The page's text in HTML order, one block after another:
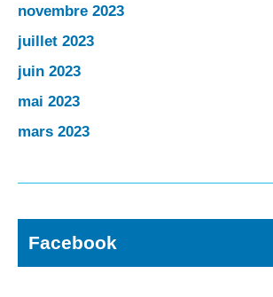
novembre 2023
juillet 2023
juin 2023
mai 2023
mars 2023
Facebook